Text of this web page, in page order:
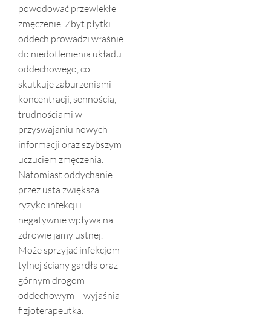
powodować przewlekłe
zmęczenie. Zbyt płytki
oddech prowadzi właśnie
do niedotlenienia układu
oddechowego, co
skutkuje zaburzeniami
koncentracji, sennością,
trudnościami w
przyswajaniu nowych
informacji oraz szybszym
uczuciem zmęczenia.
Natomiast oddychanie
przez usta zwiększa
ryzyko infekcji i
negatywnie wpływa na
zdrowie jamy ustnej.
Może sprzyjać infekcjom
tylnej ściany gardła oraz
górnym drogom
oddechowym – wyjaśnia
fizjoterapeutka.